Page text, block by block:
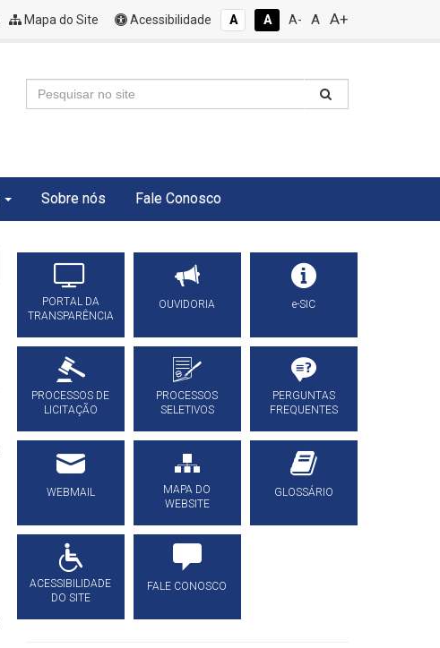
Mapa do Site Acessibilidade A A A- A A+
Sobre nós Fale Conosco
PORTAL DA
TRANSPARÊNCIA
OUVIDORIA e-SIC
PROCESSOS DE
LICITAÇÃO
PROCESSOS
SELETIVOS
PERGUNTAS
FREQUENTES
WEBMAIL
MAPA DO
WEBSITE
GLOSSÁRIO
ACESSIBILIDADE
DO SITE
FALE CONOSCO